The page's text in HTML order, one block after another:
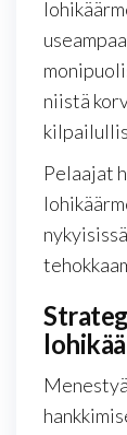
niistä
Pelaajat